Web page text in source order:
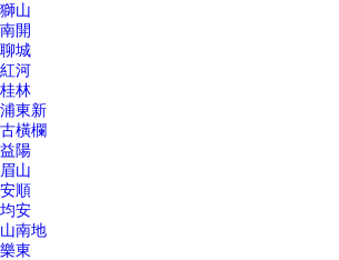
獅山
南開
聊城
紅河
桂林
浦東新
古橫欄
益陽
眉山
安順
均安
山南地
樂東